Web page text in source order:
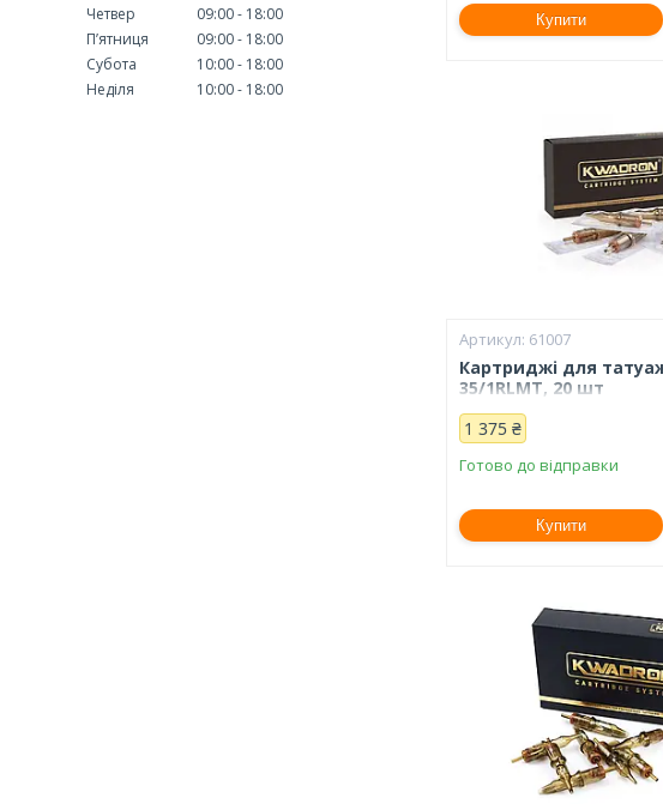
Купити
61007
Картриджі для
35/1RLМT, 20 шт
1 375 ₴
Готово до відправки
Купити
Четвер
09:00
18:00
Пʼятниця
09:00
18:00
Субота
10:00
18:00
Неділя
10:00 18:00